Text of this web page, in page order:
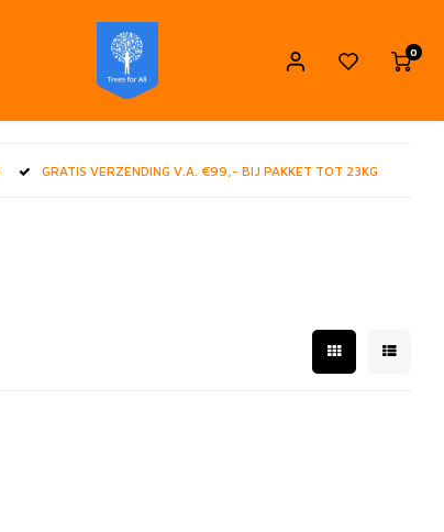
0
GRATIS VERZENDING V.A. €99,- BIJ PAKKET TOT 23KG